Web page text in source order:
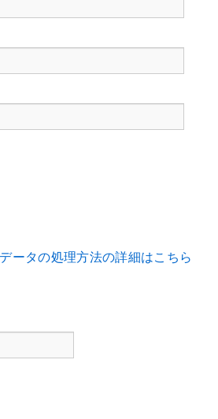
ータの処理方法の詳細はこちら